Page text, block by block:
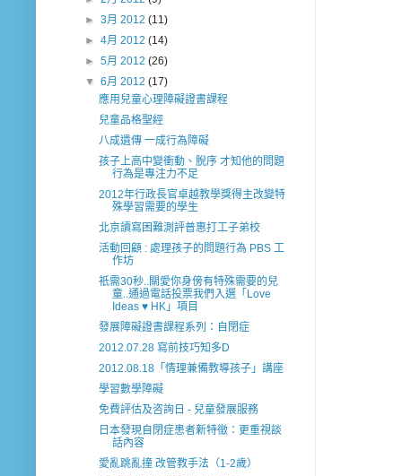
►3月 2012(11)
►4月 2012(14)
►5月 2012(26)
▼6月 2012(17)
應用兒童心理障礙證書課程
兒童品格聖經
八成遺傳 一成行為障礙
孩子上高中變衝動、脫序 才知他的問題
行為是專注力不足
2012年行政長官卓越教學獎得主改變特
殊學習需要的學生
北京讀寫困難測評普惠打工子弟校
活動回顧 : 處理孩子的問題行為 PBS 工
作坊
祇需30秒..關愛你身傍有特殊需要的兒
童..通過電話投票我們入選「Love
Ideas ♥ HK」項目
發展障礙證書課程系列：自閉症
2012.07.28 寫前技巧知多D
2012.08.18「情理兼備教導孩子」講座
學習數學障礙
免費評估及咨詢日 - 兒童發展服務
日本發現自閉症患者新特徵：更重視談
話內容
愛亂跳亂撞 改管教手法（1-2歲）